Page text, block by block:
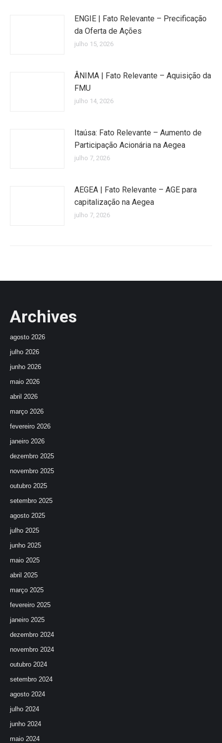
ENGIE | Fato Relevante – Precificação
da Oferta de Ações
julho 15, 2026
ÂNIMA | Fato Relevante – Aquisição da
FMU
julho 14, 2026
Itaúsa: Fato Relevante – Aumento de
Participação Acionária na Aegea
julho 7, 2026
AEGEA | Fato Relevante – AGE para
capitalização na Aegea
julho 7, 2026
Archives
agosto 2026
julho 2026
junho 2026
maio 2026
abril 2026
março 2026
fevereiro 2026
janeiro 2026
dezembro 2025
novembro 2025
outubro 2025
setembro 2025
agosto 2025
julho 2025
junho 2025
maio 2025
abril 2025
março 2025
fevereiro 2025
janeiro 2025
dezembro 2024
novembro 2024
outubro 2024
setembro 2024
agosto 2024
julho 2024
junho 2024
maio 2024